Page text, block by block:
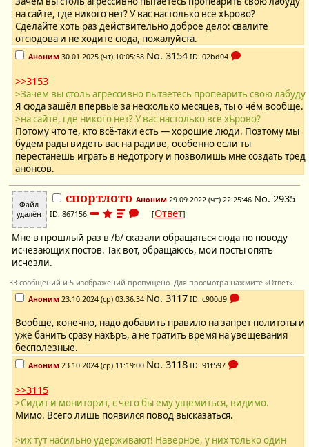
на сайте, где никого нет? У вас настолько всё хѣрово?
Сделайте хоть раз действительно доброе дело: свалите
отсюдова и не ходите сюда, пожалуйста.
Аноним 30.01.2025 (чт) 10:05:58 No. 3154 ID: 02bd04
>>3153
>Зачем вы столь агрессивно пытаетесь пропеарить свою лабуду
Я сюда зашёл впервые за несколько месяцев, ты о чём вообще.
>на сайте, где никого нет? У вас настолько всё хѣрово?
Потому что те, кто всё-таки есть — хорошие люди. Поэтому мы
будем рады видеть вас на радиве, особенно если ты
перестанешь играть в недотрогу и позволишь мне создать тред
анонсов.
Файл
удалён
спортлото Аноним 29.09.2022 (чт) 22:25:46 No. 2935
ID: 867156 [Ответ]
Мне в прошлый раз в /b/ сказали обращаться сюда по поводу
исчезающих постов. Так вот, обращаюсь, мои посты опять
исчезли.
33 сообщений и 5 изображений пропущено. Для просмотра нажмите «Ответ».
Аноним 23.10.2024 (ср) 03:36:34 No. 3117 ID: c900d9
Вообще, конечно, надо добавить правило на запрет политоты и
уже банить сразу нахѣръ, а не тратить время на увещевания
бесполезные.
Аноним 23.10.2024 (ср) 11:19:00 No. 3118 ID: 91f597
>>3115
>Сидит и мониторит, с чего бы ему ущемиться, видимо.
Мимо. Всего лишь появился повод высказаться.
>их тут насильно удерживают! Наверное, у них только один